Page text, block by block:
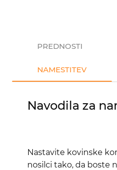
PREDNOSTI
NAMESTITEV
Navodila za
Nastavite kovinske
nosilci tako, da boste